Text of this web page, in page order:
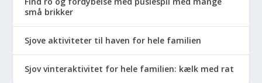
små brikker
Sjove aktiviteter til haven for hele familien
Sjov vinteraktivitet for hele familien: kælk med rat